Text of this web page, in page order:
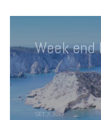
Week end
SET 7, 2017